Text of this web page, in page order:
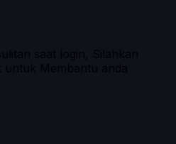
saat login, Silahkan
untuk Membantu anda